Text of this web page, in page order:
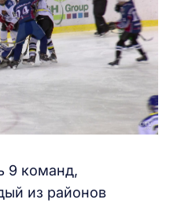
9 команд,
из районов